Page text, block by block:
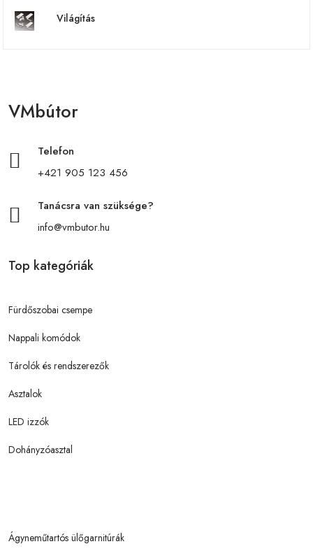
Világítás
VMbútor
Telefon
+421 905 123 456
Tanácsra van szüksége?
info@vmbutor.hu
Top kategóriák
Fürdőszobai csempe
Nappali komódok
Tárolók és rendszerezők
Asztalok
LED izzók
Dohányzóasztal
Ágyneműtartós ülőgarnitúrák